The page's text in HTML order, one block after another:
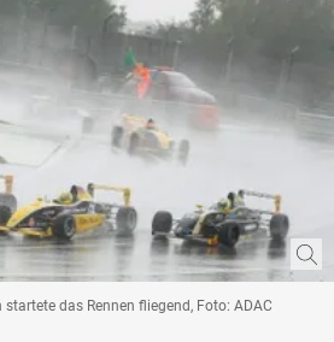
das Rennen fliegend, Foto: ADAC